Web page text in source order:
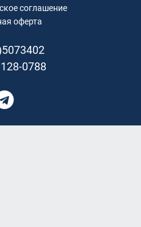
соглашение
оферта
0788